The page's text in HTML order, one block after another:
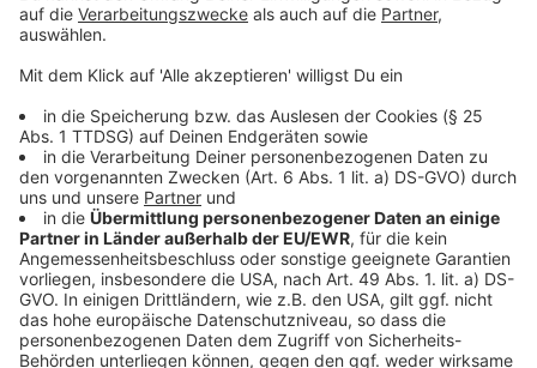
Haus flattert, raten die Beraterinnen und Berater, nicht
vorschnell zu zahlen und sich besser von der
Verbraucherzentrale in Dülmen Hilfe zu holen. Die
Anzeige